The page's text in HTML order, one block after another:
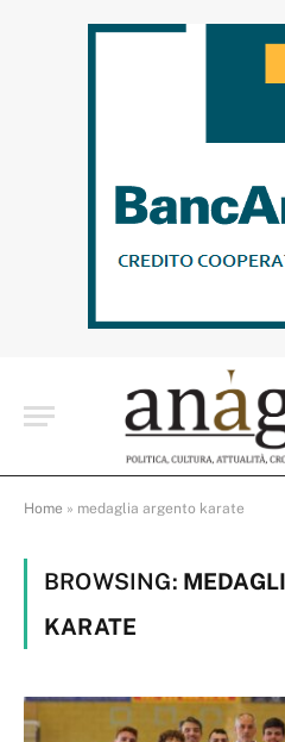
Home » medaglia argento karate
BROWSING:
KARATE